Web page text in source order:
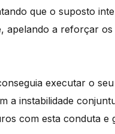
que o suposto
a reforçar os
executar o
a instabilidade
com esta conduta e